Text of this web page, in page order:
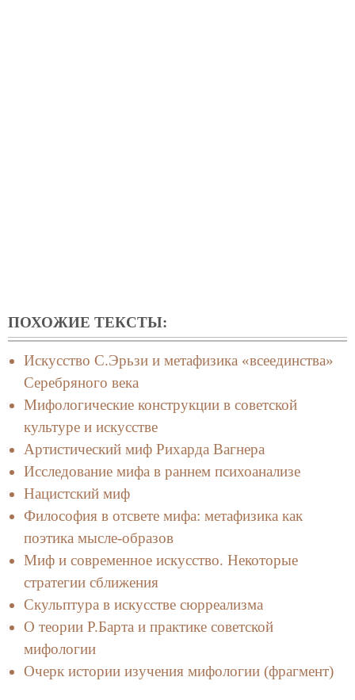
ПОХОЖИЕ ТЕКСТЫ:
Искусство С.Эрьзи и метафизика «всеединства»
Серебряного века
Мифологические конструкции в советской
культуре и искусстве
Артистический миф Рихарда Вагнера
Исследование мифа в раннем психоанализе
Нацистский миф
Философия в отсвете мифа: метафизика как
поэтика мысле-образов
Миф и современное искусство. Некоторые
стратегии сближения
Скульптура в искусстве сюрреализма
О теории Р.Барта и практике советской
мифологии
Очерк истории изучения мифологии (фрагмент)